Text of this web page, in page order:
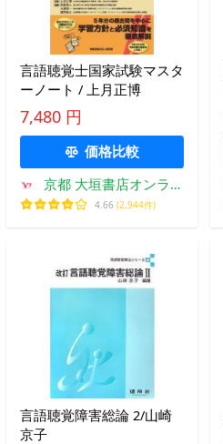
言語聴覚士国家試験マスタ
ーノート / 上月正博
7,480 円
価格比較
京都 大垣書店オンライ
ン
4.66 (2,944件)
言語聴覚障害総論 2/山崎
京子